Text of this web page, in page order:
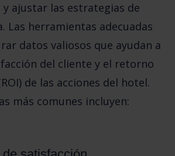
ajustar las estrategias de
Las herramientas adecuadas
datos valiosos que ayudan a
del cliente y el retorno
de las acciones del hotel.
más comunes incluyen: